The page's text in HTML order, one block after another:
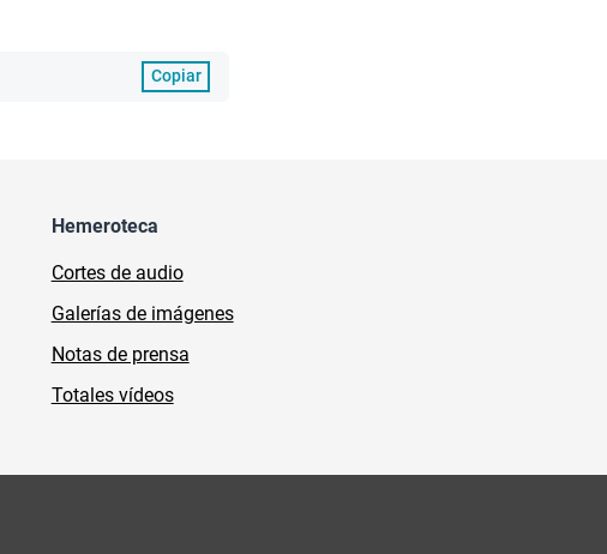
Copiar
Hemeroteca
Cortes de audio
Galerías de imágenes
Notas de prensa
Totales vídeos